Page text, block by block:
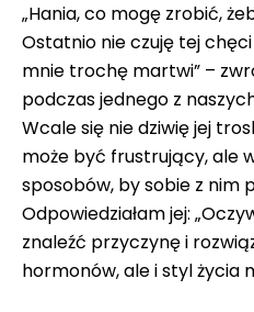
„Hania, co mogę zrobić,
Ostatnio nie czuję tej
mnie trochę martwi” –
podczas jednego z
Wcale się nie dziwię jej
może być frustrujący, ale
sposobów, by sobie z nim
Odpowiedziałam jej:
znaleźć przyczynę i
hormonów, ale i styl życia